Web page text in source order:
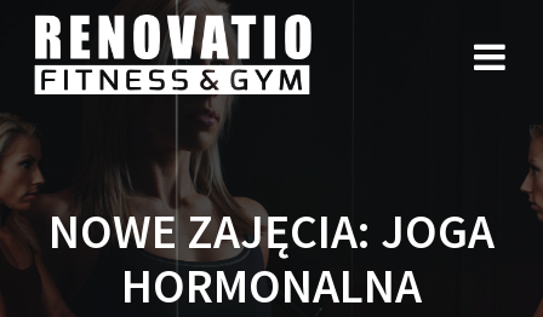
NOWE ZAJĘCIA: JOGA
HORMONALNA